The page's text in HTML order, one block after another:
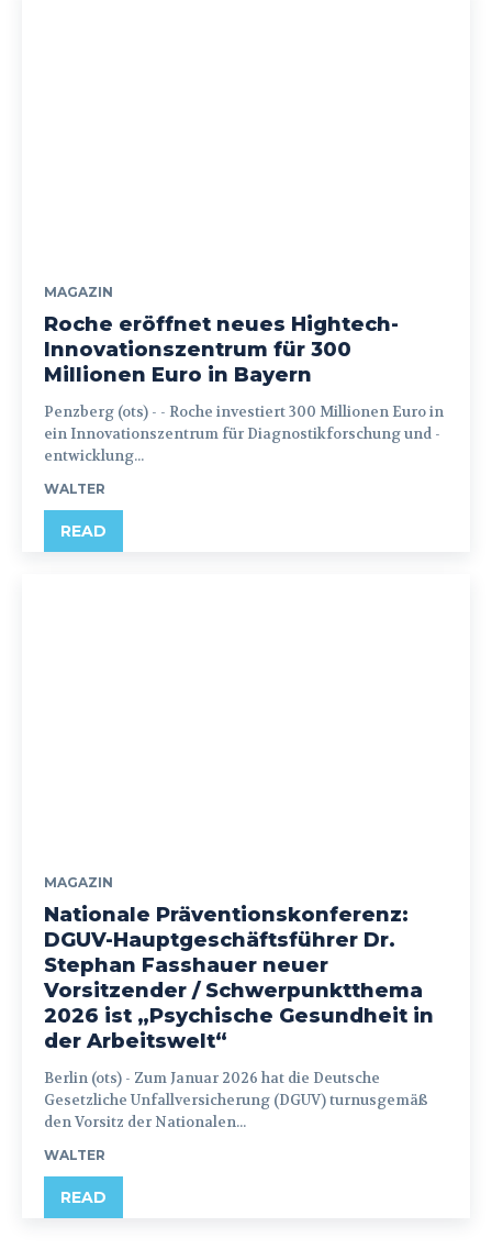
MAGAZIN
Roche eröffnet neues Hightech-
Innovationszentrum für 300
Millionen Euro in Bayern
Penzberg (ots) - - Roche investiert 300 Millionen Euro in
ein Innovationszentrum für Diagnostikforschung und -
entwicklung...
WALTER
READ
MAGAZIN
Nationale Präventionskonferenz:
DGUV-Hauptgeschäftsführer Dr.
Stephan Fasshauer neuer
Vorsitzender / Schwerpunktthema
2026 ist „Psychische Gesundheit in
der Arbeitswelt“
Berlin (ots) - Zum Januar 2026 hat die Deutsche
Gesetzliche Unfallversicherung (DGUV) turnusgemäß
den Vorsitz der Nationalen...
WALTER
READ